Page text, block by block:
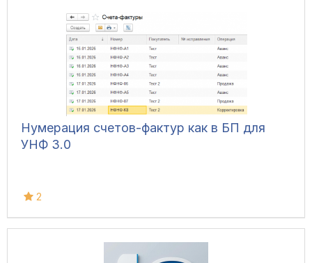
Нумерация счетов-фактур как в БП для
УНФ 3.0
2